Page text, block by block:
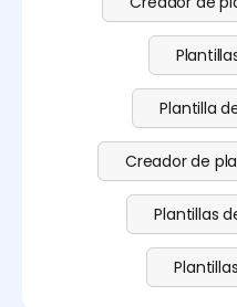
Plantilla
Creador de
Plantillas